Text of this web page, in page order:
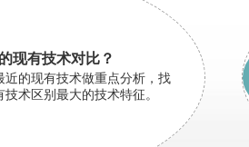
现有技术对比？
近的现有技术做重点分析，找
技术区别最大的技术特征。